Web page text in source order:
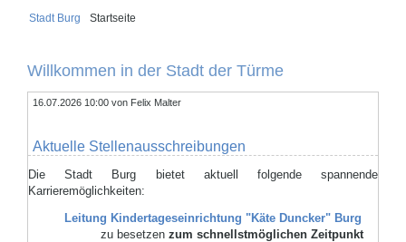
Stadt Burg Startseite
Willkommen in der Stadt der Türme
16.07.2026 10:00 von Felix Malter
Aktuelle Stellenausschreibungen
Die Stadt Burg bietet aktuell folgende spannende
Karrieremöglichkeiten:
Leitung Kindertageseinrichtung "Käte Duncker" Burg
zu besetzen zum schnellstmöglichen Zeitpunkt